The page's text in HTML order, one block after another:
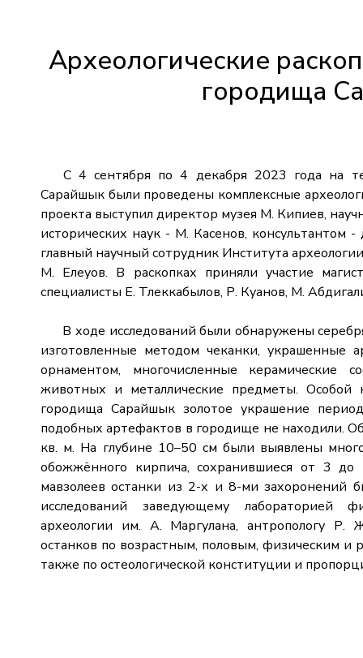
Археологические
городища
С 4 сентября по 4 декабря 2023 года на
Сарайшык были проведены комплексные
проекта выступил директор музея М. Кипиев,
исторических наук - М. Касенов, консультантом
главный научный сотрудник Института
М. Елеуов. В раскопках приняли участие
специалисты Е. Тлеккабылов, Р. Куанов, М.
В ходе исследований были обнаружены
изготовленные методом чеканки, украшенные
орнаментом, многочисленные керамические
животных и металлические предметы. Особой
городища Сарайшык золотое украшение
подобных артефактов в городище не находили.
кв. м. На глубине 10–50 см были выявлены
обожжённого кирпича, сохранившиеся от 3
мавзолеев останки из 2-х и 8-ми захоронений
исследований заведующему лабораторией
археологии им. А. Маргулана, антропологу Р.
останков по возрастным, половым, физическим и
также по остеологической конституции и